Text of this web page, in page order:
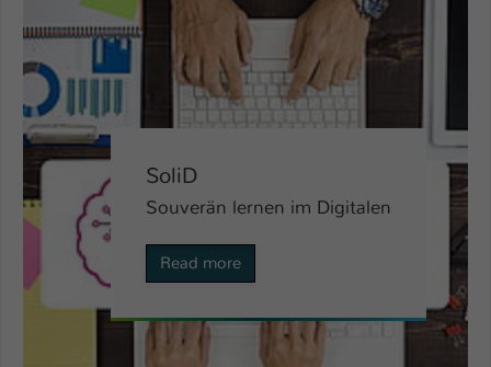
SoliD
Souverän lernen im Digitalen
Read more